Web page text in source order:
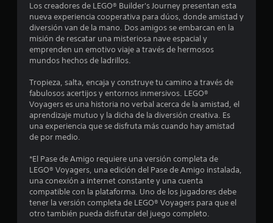
o
l
d
e
7
5
Los creadores de LEGO® Builder's Journey presentan esta
nueva experiencia cooperativa para dúos, donde amistad y
diversión van de la mano. Dos amigos se embarcan en la
misión de rescatar una misteriosa nave espacial y
emprenden un emotivo viaje a través de hermosos
mundos hechos de ladrillos.
Tropieza, salta, encaja y construye tu camino a través de
fabulosos acertijos y entornos inmersivos. LEGO®
Voyagers es una historia no verbal acerca de la amistad, el
aprendizaje mutuo y la dicha de la diversión creativa. Es
una experiencia que se disfruta más cuando hay amistad
de por medio.
*El Pase de Amigo requiere una versión completa de
LEGO® Voyagers, una edición del Pase de Amigo instalada,
una conexión a internet constante y una cuenta
compatible con la plataforma. Uno de los jugadores debe
tener la versión completa de LEGO® Voyagers para que el
otro también pueda disfrutar del juego completo.